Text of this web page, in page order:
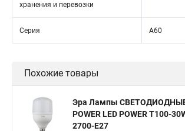
хранения и перевозки
Серия A60
Похожие товары
Эра Лампы
POWER LED POWER T100-
2700-E27